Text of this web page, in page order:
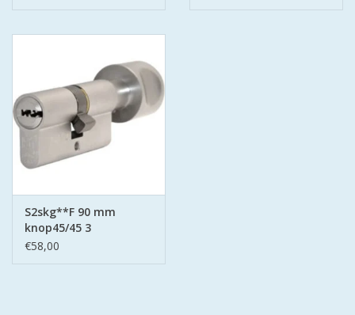
S2skg**F 90 mm
knop45/45 3
keersleutels
€58,00